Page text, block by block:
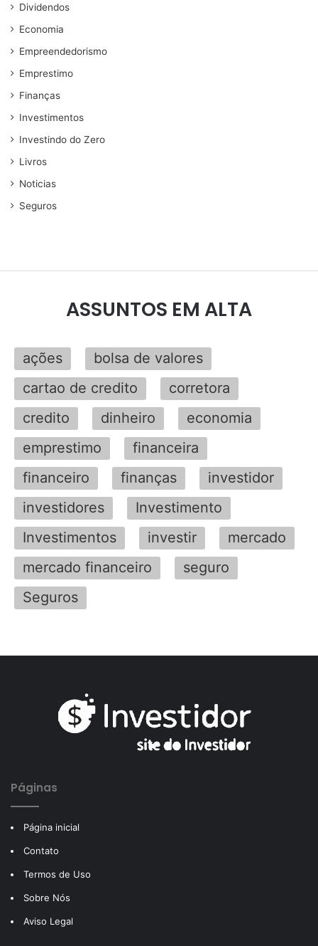
Dividendos
Economia
Empreendedorismo
Emprestimo
Finanças
Investimentos
Investindo do Zero
Livros
Noticias
Seguros
ASSUNTOS EM ALTA
ações
bolsa de valores
cartao de credito
corretora
credito
dinheiro
economia
emprestimo
financeira
financeiro
finanças
investidor
investidores
Investimento
Investimentos
investir
mercado
mercado financeiro
seguro
Seguros
Páginas
Página inicial
Contato
Termos de Uso
Sobre Nós
Aviso Legal